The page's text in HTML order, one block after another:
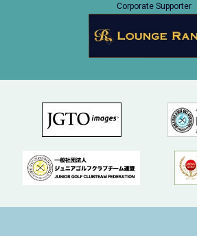
Corporate Supporter